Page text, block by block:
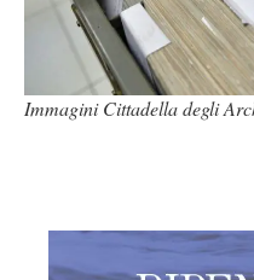
Immagini Cittadella degli